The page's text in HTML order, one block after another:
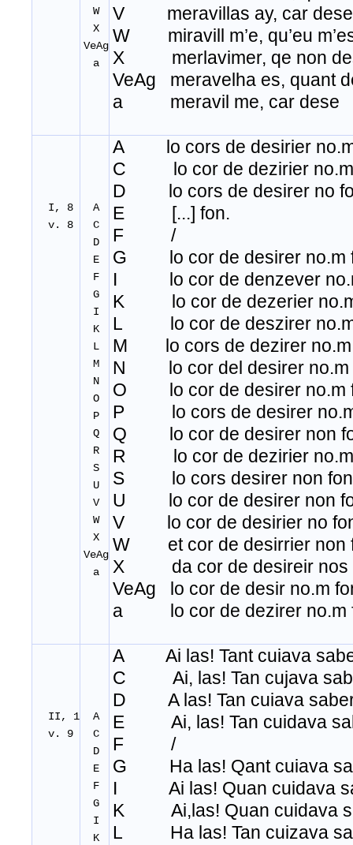
W
X
VeAg
a
V meravillas ay, car dese
W miravill m’e, qu’eu
X merlavimer, qe non
VeAg meravelha es, quant
a meravil me, car dese
I, 8
v. 8
A
C
D
E
F
G
I
K
L
M
N
O
P
Q
R
S
U
V
W
X
VeAg
a
A lo cors de desirier no.
C lo cor de dezirier no.m
D lo cors de desirer no
E [...] fon.
F /
G lo cor de desirer no.m
I lo cor de denzever no.
K lo cor de dezerier
L lo cor de deszirer
M lo cors de dezirer no.m
N lo cor del desirer no.m
O lo cor de desirer no.m
P lo cors de desirer
Q lo cor de desirer non
R lo cor de dezirier
S lo cors desirer non
U lo cor de desirer non
V lo cor de desirier no
W et cor de desirrier non
X da cor de desireir nos
VeAg lo cor de desir no.m
a lo cor de dezirer no.m
II, 1
v. 9
A
C
D
E
F
G
I
K
A Ai las! Tant cuiava
C Ai, las! Tan cujava
D A las! Tan cuiava
E Ai, las! Tan cuidava
F /
G Ha las! Qant cuiava
I Ai las! Quan cuidava
K Ai,las! Quan cuidava
L Ha las! Tan cuizava